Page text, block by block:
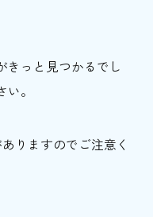
きっと見つかるでし
。
りますのでご注意く